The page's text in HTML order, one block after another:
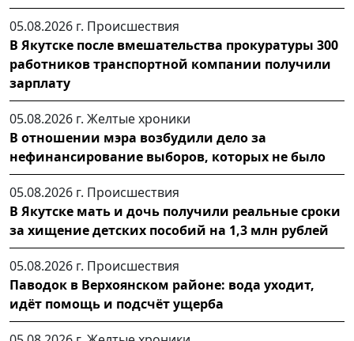
05.08.2026 г. Происшествия
В Якутске после вмешательства прокуратуры 300
работников транспортной компании получили
зарплату
05.08.2026 г. Желтые хроники
В отношении мэра возбудили дело за
нефинансирование выборов, которых не было
05.08.2026 г. Происшествия
В Якутске мать и дочь получили реальные сроки
за хищение детских пособий на 1,3 млн рублей
05.08.2026 г. Происшествия
Паводок в Верхоянском районе: вода уходит,
идёт помощь и подсчёт ущерба